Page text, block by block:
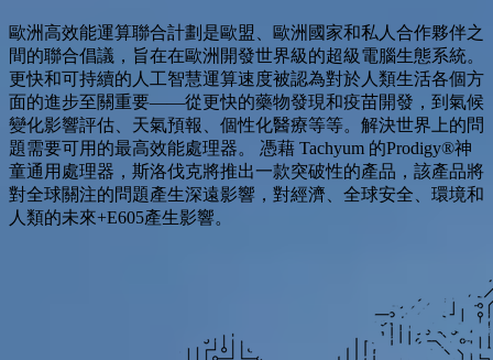
歐洲高效能運算聯合計劃是歐盟、歐洲國家和私人合作夥伴之
間的聯合倡議，旨在在歐洲開發世界級的超級電腦生態系統。
更快和可持續的人工智慧運算速度被認為對於人類生活各個方
面的進步至關重要——從更快的藥物發現和疫苗開發，到氣候
變化影響評估、天氣預報、個性化醫療等等。解決世界上的問
題需要可用的最高效能處理器。 憑藉 Tachyum 的Prodigy®神
童通用處理器，斯洛伐克將推出一款突破性的產品，該產品將
對全球關注的問題產生深遠影響，對經濟、全球安全、環境和
人類的未來+E605產生影響。